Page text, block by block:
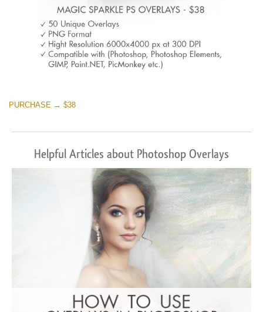
PURCHASE → $38
Helpful Articles about Photoshop Overlays